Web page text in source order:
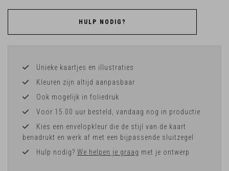
HULP NODIG?
Unieke kaartjes en illustraties
Kleuren zijn altijd aanpasbaar
Ook mogelijk in foliedruk
Voor 15.00 uur besteld, vandaag nog in productie
Kies een envelopkleur die de stijl van de kaart
benadrukt en werk af met een bijpassende sluitzegel
Hulp nodig? We helpen je graag met je ontwerp